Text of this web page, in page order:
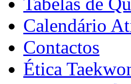
Calendário
Contactos
Ética